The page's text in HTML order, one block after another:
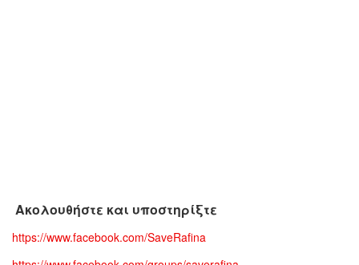
Ακολουθήστε και υποστηρίξτε
https://www.facebook.com/SaveRafina